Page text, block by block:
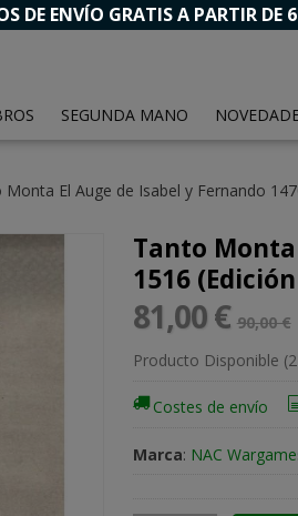
DE ENVÍO GRATIS A PARTIR DE
SEGUNDA MANO
Monta El Auge de Isabel y Fernando
Tanto Monta
1516
81,00 € 90,00 €
Producto Disponible
Costes de envío
Marca: NAC